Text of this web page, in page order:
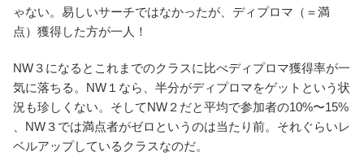
ゃない。易しいサーチではなかったが、ディプロマ（＝満
点）獲得した方が一人！
NW３になるとこれまでのクラスに比べディプロマ獲得率が一
気に落ちる。NW１なら、半分がディプロマをゲットという状
況も珍しくない。そしてNW２だと平均で参加者の10%〜15%
、NW３では満点者がゼロというのは当たり前。それぐらいレ
ベルアップしているクラスなのだ。